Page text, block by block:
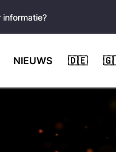
informatie?
NIEUWS 🇩🇪